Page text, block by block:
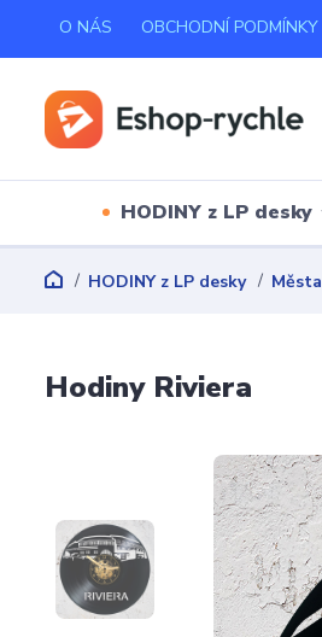
O NÁS OBCHODNÍ PODMÍNKY
HODINY z LP desky
HODINY z LP desky Města
Hodiny Riviera